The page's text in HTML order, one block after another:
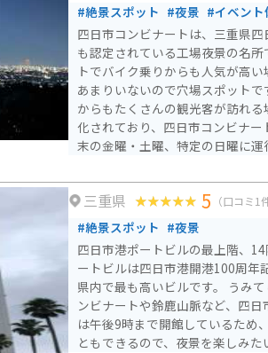
#絶景スポット #夜景 #イベント
四日市コンビナートは、三重県
も認定されている工場夜景の名
トでバイク乗りからも人気が高
あまりいないので穴場スポット
からもたくさんの観光客が訪れる場所です。 し
化されており、四日市コンビナ
末の金曜・土曜、特定の日曜に
の幻想的な夜景を海上から眺め
や宿泊がセットになったプランも
ができます。
三重県 5 （口コミ1
#絶景スポット #夜景
四日市港ポートビルの最上階、
ートビルは四日市港開港100周年
県内で最も高いビルです。 うみ
ンビナートや鈴鹿山脈など、四
は午後9時まで開館しているため
ともできるので、夜景を楽しみた